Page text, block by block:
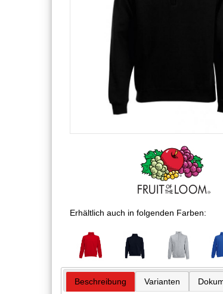
Erhältlich auch in folgenden Farben:
Beschreibung Varianten